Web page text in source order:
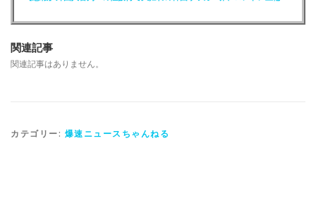
関連記事
関連記事はありません。
カテゴリー: 爆速ニュースちゃんねる